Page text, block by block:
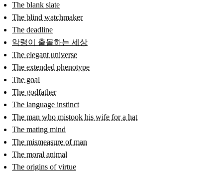
The blank slate
The blind watchmaker
The deadline
악령이 출몰하는 세상
The elegant universe
The extended phenotype
The goal
The godfather
The language instinct
The man who mistook his wife for a hat
The mating mind
The mismeasure of man
The moral animal
The origins of virtue